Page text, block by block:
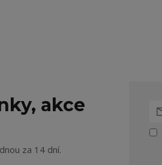
akce
za 14 dní.